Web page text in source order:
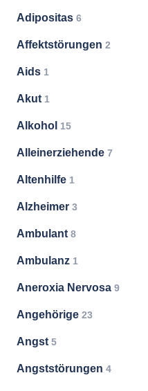
Adipositas 6
Affektstörungen 2
Aids 1
Akut 1
Alkohol 15
Alleinerziehende 7
Altenhilfe 1
Alzheimer 3
Ambulant 8
Ambulanz 1
Aneroxia Nervosa 9
Angehörige 23
Angst 5
Angststörungen 4